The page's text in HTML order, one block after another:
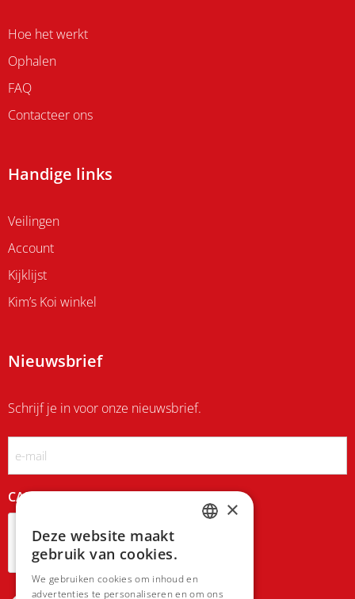
Hoe het werkt
Ophalen
FAQ
Contacteer ons
Handige links
Veilingen
Account
Kijklijst
Kim’s Koi winkel
Nieuwsbrief
Schrijf je in voor onze nieuwsbrief.
CAPTCHA ×
Deze website maakt
gebruik van cookies.
We gebruiken cookies om inhoud en
advertenties te personaliseren en om ons